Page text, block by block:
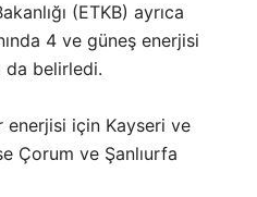
(ETKB) ayrıca
4 ve güneş enerjisi
da belirledi.
enerjisi için Kayseri ve
Çorum ve Şanlıurfa